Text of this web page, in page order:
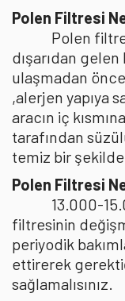
Polen Filtresi
Polen
dışarıdan gelen
ulaşmadan
,alerjen yapıya
aracın iç
tarafından
temiz bir
Polen Filtresi
13.000-
filtresinin
periyodik
ettirerek
sağlamalısınız.